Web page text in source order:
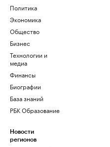
Политика
Экономика
Общество
Бизнес
Технологии и
медиа
Финансы
Биографии
База знаний
РБК Образование
Новости
регионов